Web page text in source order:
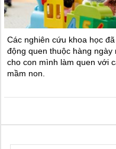
Các nghiên cứu khoa học
động quen thuộc hàng ngày
cho con mình làm quen với
mầm non.